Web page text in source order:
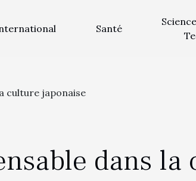
Santé
culture japonaise
dans la